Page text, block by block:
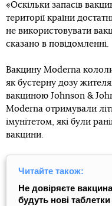
«Оскільки запасів
території країни
не використовувати
сказано в повідомленні.
Вакцину Moderna
як бустерну дозу
вакциною Johnson &
Moderna отримували
імунітетом, які були
вакцини.
Читайте також:
Не довіряєте
будуть нові